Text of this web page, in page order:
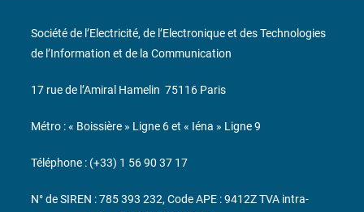
Société de l’Electricité, de l’Electronique et des Technologies
de l’Information et de la Communication
17 rue de l’Amiral Hamelin 75116 Paris
Métro : « Boissière » Ligne 6 et « Iéna » Ligne 9
Téléphone : (+33) 1 56 90 37 17
N° de SIREN : 785 393 232, Code APE : 9412Z TVA intra-